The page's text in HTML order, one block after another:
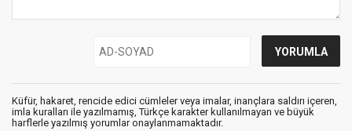
Küfür, hakaret, rencide edici cümleler veya imalar, inançlara saldırı içeren,
imla kuralları ile yazılmamış, Türkçe karakter kullanılmayan ve büyük
harflerle yazılmış yorumlar onaylanmamaktadır.